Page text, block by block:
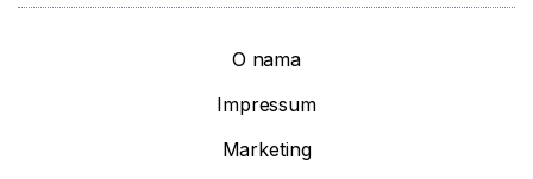
O nama
Impressum
Marketing